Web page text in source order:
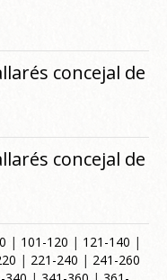
concejal de
concejal de
| 101-120 | 121-140 |
| 221-240 | 241-260